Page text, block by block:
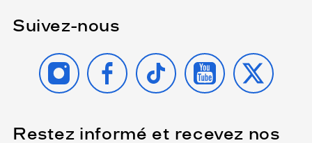
Suivez-nous
INSTAGRAMFACEBOOK
TIKTOK YOUTUBE
X
Restez informé et recevez nos
(Ce